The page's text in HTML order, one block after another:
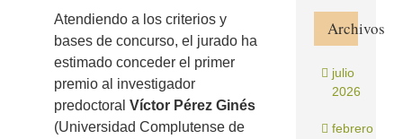
Atendiendo a los criterios y
bases de concurso, el jurado ha
estimado conceder el primer
premio al investigador
predoctoral Víctor Pérez Ginés
(Universidad Complutense de
Archivos
julio
2026
febrero